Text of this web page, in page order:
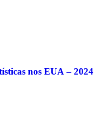
nos EUA – 2024